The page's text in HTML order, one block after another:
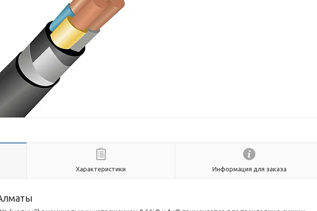
Характеристики Информация для заказа